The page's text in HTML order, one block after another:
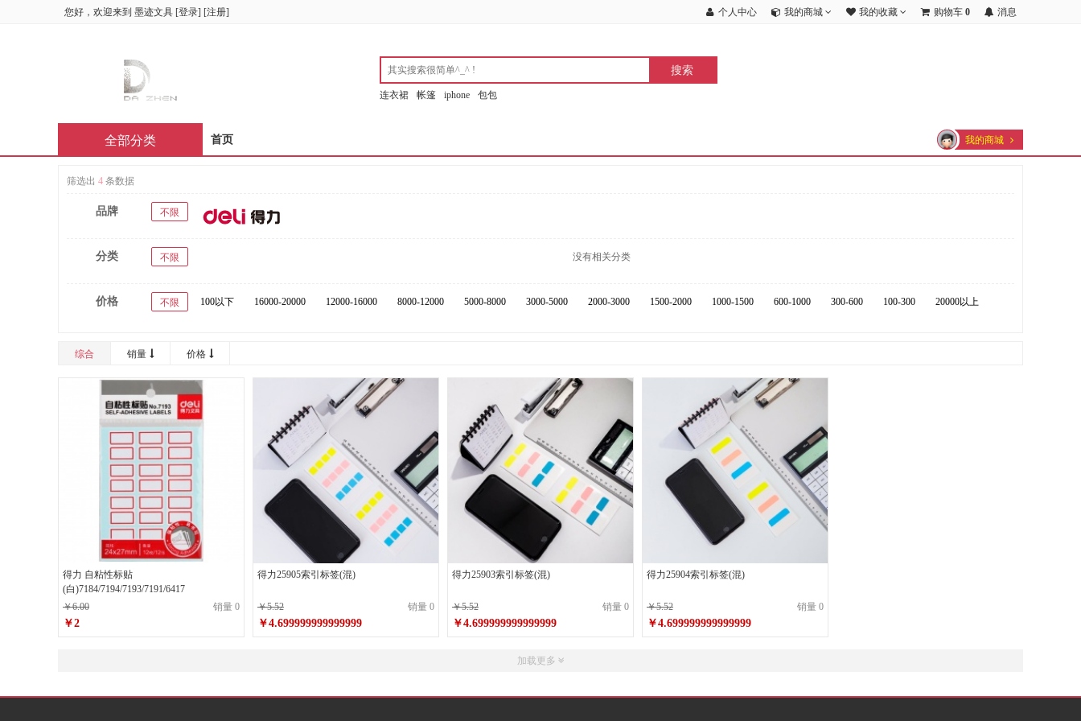
您好，欢迎来到 墨迹文具 [登录] [注册] 个人中心 我的商城 我的收藏 购物车 0 消息
连衣裙 帐篷 iphone 包包
首页 我的商城
全部分类
筛选出 4 条数据
品牌 不限
分类 不限 没有相关分类
价格 不限 100以下 16000-20000 12000-16000 8000-12000 5000-8000 3000-5000 2000-3000 1500-2000 1000-1500 600-1000 300-600 100-300 20000以上
综合 销量 价格
得力 自粘性标贴
(白)7184/7194/7193/7191/6417
￥6.00
销量 0
￥2
得力25905索引标签(混)
￥5.52 销量 0
￥4.699999999999999
得力25903索引标签(混)
￥5.52 销量 0
￥4.699999999999999
得力25904索引标签(混)
￥5.52 销量 0
￥4.699999999999999
加载更多